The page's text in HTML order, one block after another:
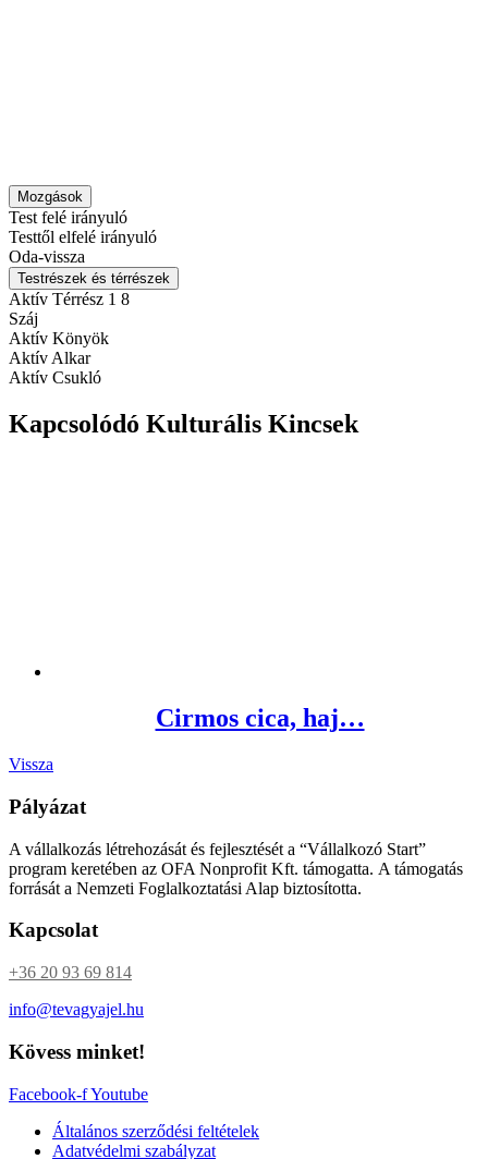
Mozgások
Test felé irányuló
Testtől elfelé irányuló
Oda-vissza
Testrészek és térrészek
Aktív Térrész 1 8
Száj
Aktív Könyök
Aktív Alkar
Aktív Csukló
Kapcsolódó Kulturális Kincsek
Cirmos cica, haj…
Vissza
Pályázat
A vállalkozás létrehozását és fejlesztését a “Vállalkozó Start”
program keretében az OFA Nonprofit Kft. támogatta. A támogatás
forrását a Nemzeti Foglalkoztatási Alap biztosította.
Kapcsolat
+36 20 93 69 814
info@tevagyajel.hu
Kövess minket!
Facebook-fYoutube
Általános szerződési feltételek
Adatvédelmi szabályzat